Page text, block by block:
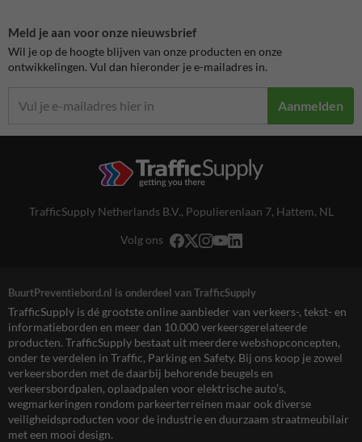
Meld je aan voor onze nieuwsbrief
Wil je op de hoogte blijven van onze producten en onze
ontwikkelingen. Vul dan hieronder je e-mailadres in.
Aanmelden
TrafficSupply Netherlands B.V., Populierenlaan 7, Hattem, NL
Volg ons
BuurtPreventiebord.nl is onderdeel van TrafficSupply
TrafficSupply is dé grootste online aanbieder van verkeers-, tekst- en
informatieborden en meer dan 10.000 verkeersgerelateerde
producten. TrafficSupply bestaat uit meerdere webshopconcepten,
onder te verdelen in Traffic, Parking en Safety. Bij ons koop je zowel
verkeersborden met de daarbij behorende beugels en
verkeersbordpalen, oplaadpalen voor elektrische auto’s,
wegmarkeringen rondom parkeerterreinen maar ook diverse
veiligheidsproducten voor de industrie en duurzaam straatmeubilair
met een mooi design.